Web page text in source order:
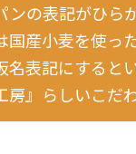
ンの表記がひら
国産小麦を使っ
名表記にすると
房』らしいこだ